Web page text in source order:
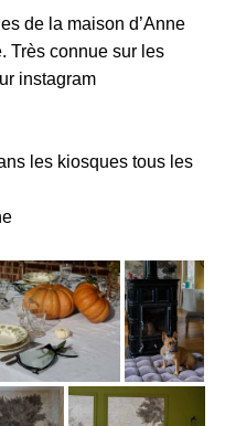
de la maison d’Anne
Très connue sur les
instagram
les kiosques tous les